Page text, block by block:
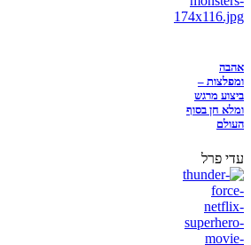
אהבה
ומפלצות –
ביצוע מרגש
ומלא חן בסוף
העולם
עדי פרל